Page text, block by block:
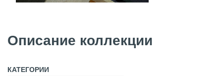
Описание коллекции
КАТЕГОРИИ